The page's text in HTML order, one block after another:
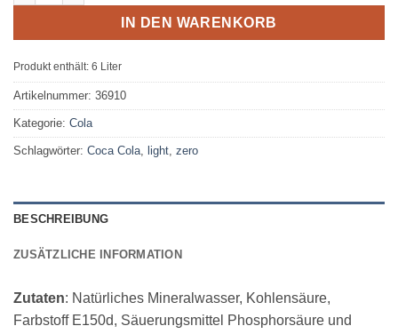
IN DEN WARENKORB
Produkt enthält: 6 Liter
Artikelnummer: 36910
Kategorie: Cola
Schlagwörter: Coca Cola light zero
BESCHREIBUNG
ZUSÄTZLICHE INFORMATION
Zutaten: Natürliches Mineralwasser, Kohlensäure,
Farbstoff E150d, Säuerungsmittel Phosphorsäure und